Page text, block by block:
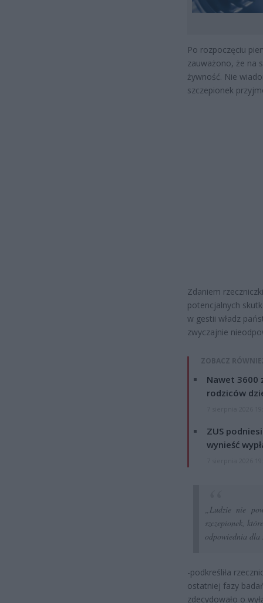
Po rozpoczęciu
zauważono, że na
żywność. Nie
szczepionek
Zdaniem
potencjalnych
w gestii władz
zwyczajnie
ZOBACZ
Nawet 3600
rodziców
ZUS
wynieść
„Ludzie nie
szczepionek,
odpowiednia dla
-podkreśliła
ostatniej fazy
zdecydowało o